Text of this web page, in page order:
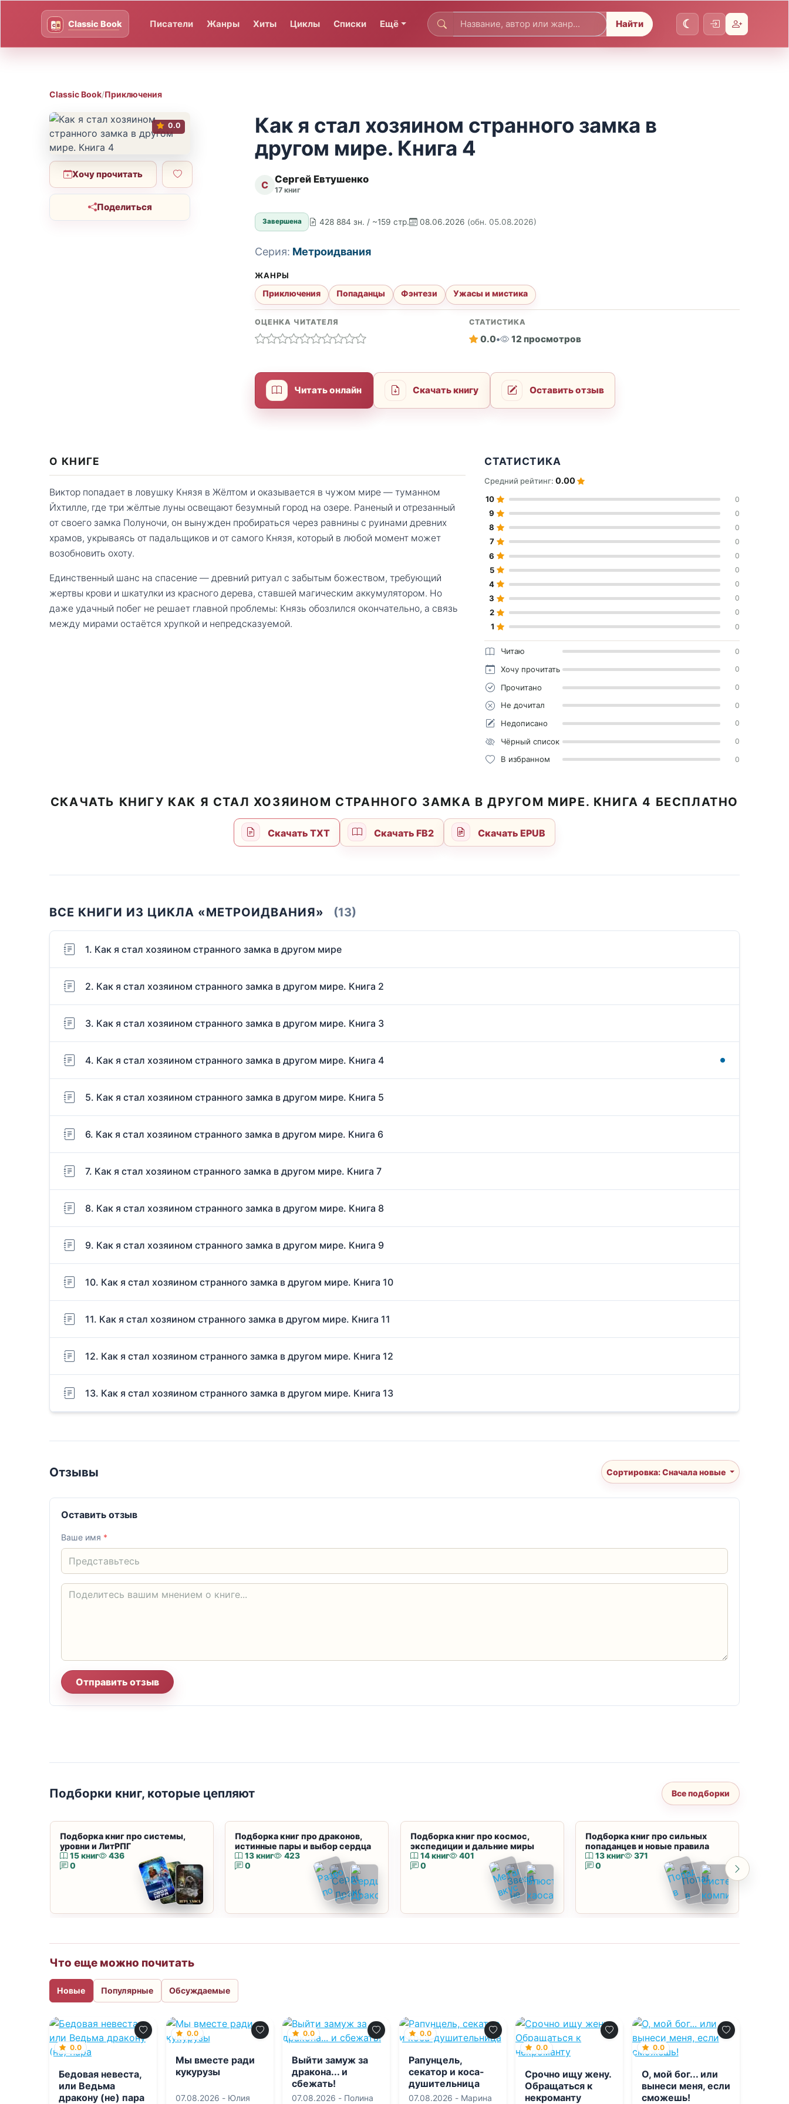
Писатели Жанры Хиты Циклы Списки Ещё Найти
Classic Book/Приключения
0.0
Хочу прочитать
Поделиться
Как я стал хозяином странного замка в
другом мире. Книга 4
С Сергей Евтушенко
17 книг
Завершена 428 884 зн. / ~159 стр. 08.06.2026 (обн. 05.08.2026)
Серия: Метроидвания
ЖАНРЫ
Приключения Попаданцы Фэнтези Ужасы и мистика
ОЦЕНКА ЧИТАТЕЛЯ СТАТИСТИКА
0.0• 12 просмотров
Читать онлайн Скачать книгу Оставить отзыв
О КНИГЕ
Виктор попадает в ловушку Князя в Жёлтом и оказывается в чужом мире — туманном
Йхтилле, где три жёлтые луны освещают безумный город на озере. Раненый и отрезанный
от своего замка Полуночи, он вынужден пробираться через равнины с руинами древних
храмов, укрываясь от падальщиков и от самого Князя, который в любой момент может
возобновить охоту.
Единственный шанс на спасение — древний ритуал с забытым божеством, требующий
жертвы крови и шкатулки из красного дерева, ставшей магическим аккумулятором. Но
даже удачный побег не решает главной проблемы: Князь обозлился окончательно, а связь
между мирами остаётся хрупкой и непредсказуемой.
СТАТИСТИКА
Средний рейтинг:0.00
10 0
9 0
8 0
7 0
6 0
5 0
4 0
3 0
2 0
1 0
Читаю 0
Хочу прочитать 0
Прочитано 0
Не дочитал 0
Недописано 0
Чёрный список 0
В избранном 0
СКАЧАТЬ КНИГУ КАК Я СТАЛ ХОЗЯИНОМ СТРАННОГО ЗАМКА В ДРУГОМ МИРЕ. КНИГА 4 БЕСПЛАТНО
Скачать TXT Скачать FB2 Скачать EPUB
ВСЕ КНИГИ ИЗ ЦИКЛА «МЕТРОИДВАНИЯ» (13)
1. Как я стал хозяином странного замка в другом мире
2. Как я стал хозяином странного замка в другом мире. Книга 2
3. Как я стал хозяином странного замка в другом мире. Книга 3
4. Как я стал хозяином странного замка в другом мире. Книга 4
5. Как я стал хозяином странного замка в другом мире. Книга 5
6. Как я стал хозяином странного замка в другом мире. Книга 6
7. Как я стал хозяином странного замка в другом мире. Книга 7
8. Как я стал хозяином странного замка в другом мире. Книга 8
9. Как я стал хозяином странного замка в другом мире. Книга 9
10. Как я стал хозяином странного замка в другом мире. Книга 10
11. Как я стал хозяином странного замка в другом мире. Книга 11
12. Как я стал хозяином странного замка в другом мире. Книга 12
13. Как я стал хозяином странного замка в другом мире. Книга 13
Отзывы Сортировка: Сначала новые
Оставить отзыв
Ваше имя *
Отправить отзыв
Подборки книг, которые цепляют Все подборки
Подборка книг про системы,
уровни и ЛитРПГ
15 книг
436
0
Подборка книг про драконов,
истинные пары и выбор сердца
13 книг
423
0
Подборка книг про космос,
экспедиции и дальние миры
14 книг
401
0
Подборка книг про сильных
попаданцев и новые правила
13 книг
371
0
Что еще можно почитать
Новые Популярные Обсуждаемые
0.0
Бедовая невеста,
или Ведьма
дракону (не) пара
0.0
Мы вместе ради
кукурузы
07.08.2026 - Юлия
0.0
Выйти замуж за
дракона... и
сбежать!
07.08.2026 - Полина
0.0
Рапунцель,
секатор и коса-
душительница
07.08.2026 - Марина
0.0
Срочно ищу жену.
Обращаться к
некроманту
0.0
О, мой бог... или
вынеси меня, если
сможешь!